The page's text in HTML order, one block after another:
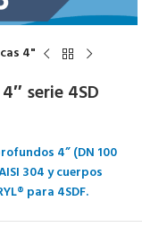
4"
serie 4SD
4” (DN 100
304 y cuerpos
para 4SDF.